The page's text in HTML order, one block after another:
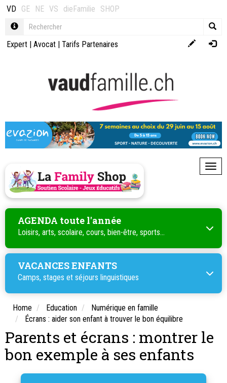
VD GE NE VS dieFamilie SHOP
Expert | Avocat | Tarifs Partenaires
AGENDA toute l'année
Loisirs, arts, scolaire, cours, bien-être, sports...
VACANCES ENFANTS
Camps, stages et séjours linguistiques
Home Education
Numérique en famille
Écrans : aider son enfant à trouver le bon équilibre
Parents et écrans : montrer le
bon exemple à ses enfants